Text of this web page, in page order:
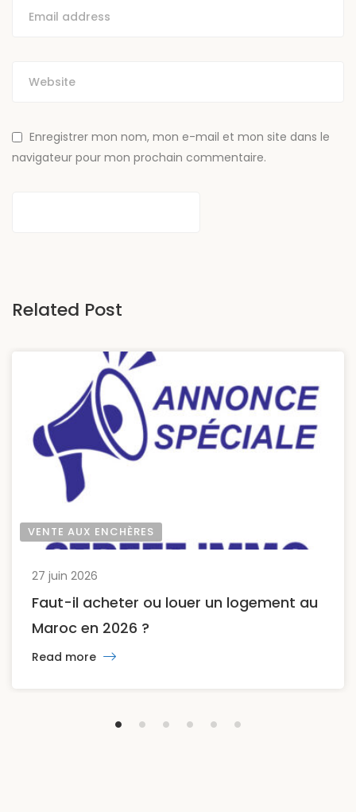
Enregistrer mon nom, mon e-mail et mon site dans le
navigateur pour mon prochain commentaire.
Related Post
VENTE AUX ENCHÈRES
27 juin 2026
Faut-il acheter ou louer un logement au
Maroc en 2026 ?
Read more